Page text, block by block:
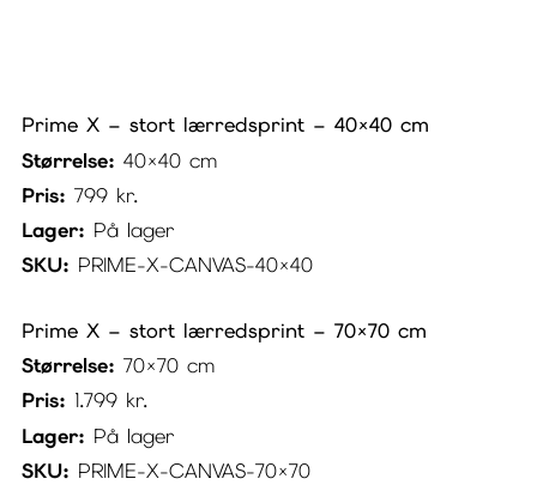
Prime X – stort lærredsprint – 40×40 cm
Størrelse: 40×40 cm
Pris: 799 kr.
Lager: På lager
SKU: PRIME-X-CANVAS-40×40
Prime X – stort lærredsprint – 70×70 cm
Størrelse: 70×70 cm
Pris: 1.799 kr.
Lager: På lager
SKU: PRIME-X-CANVAS-70×70